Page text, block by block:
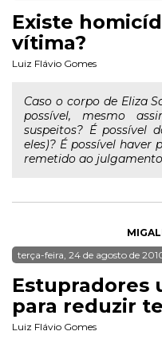
Existe
vítima?
Luiz Flávio Gomes
Caso o corpo de Eliza
possível, mesmo
suspeitos? É possível
eles)? É possível haver
remetido ao
terça-feira, 24 de agosto de
Estupradores
para reduzir
Luiz Flávio Gomes